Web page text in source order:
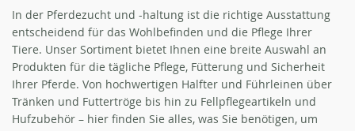
In der Pferdezucht und -haltung ist die richtige Ausstattung
entscheidend für das Wohlbefinden und die Pflege Ihrer
Tiere. Unser Sortiment bietet Ihnen eine breite Auswahl an
Produkten für die tägliche Pflege, Fütterung und Sicherheit
Ihrer Pferde. Von hochwertigen Halfter und Führleinen über
Tränken und Futtertröge bis hin zu Fellpflegeartikeln und
Hufzubehör – hier finden Sie alles, was Sie benötigen, um